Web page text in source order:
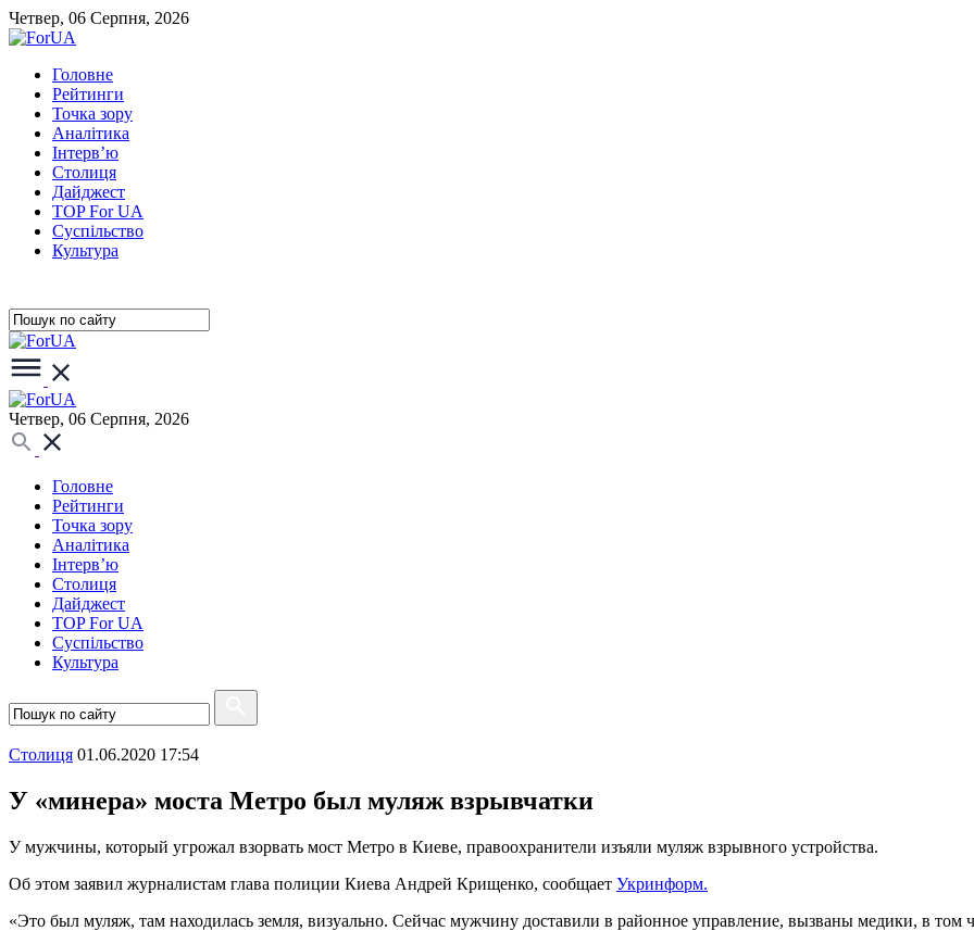
Четвер, 06 Серпня, 2026
Головне
Рейтинги
Точка зору
Аналітика
Інтерв’ю
Столиця
Дайджест
TOP For UA
Суспiльство
Культура
Четвер, 06 Серпня, 2026
Головне
Рейтинги
Точка зору
Аналітика
Інтерв’ю
Столиця
Дайджест
TOP For UA
Суспiльство
Культура
Столиця 01.06.2020 17:54
У «минера» моста Метро был муляж взрывчатки
У мужчины, который угрожал взорвать мост Метро в Киеве, правоохранители изъяли муляж взрывного устройства.
Об этом заявил журналистам глава полиции Киева Андрей Крищенко, сообщает Укринформ.
«Это был муляж, там находилась земля, визуально. Сейчас мужчину доставили в районное управление, вызваны медики, в